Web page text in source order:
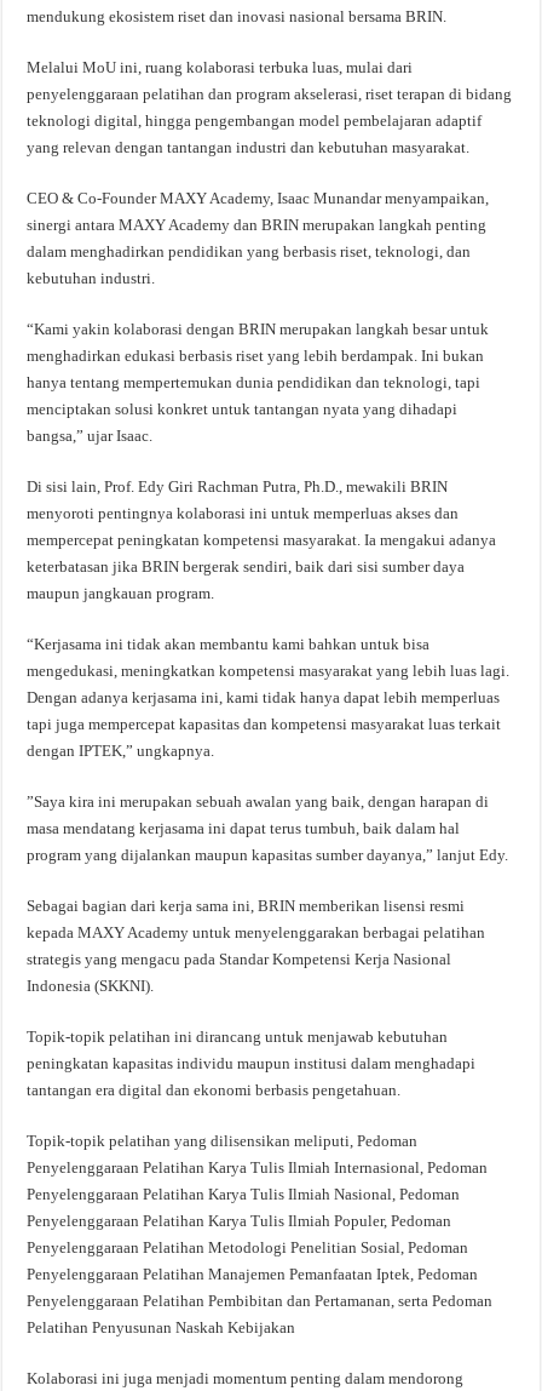
mendukung ekosistem riset dan inovasi nasional bersama BRIN.
Melalui MoU ini, ruang kolaborasi terbuka luas, mulai dari
penyelenggaraan pelatihan dan program akselerasi, riset terapan di bidang
teknologi digital, hingga pengembangan model pembelajaran adaptif
yang relevan dengan tantangan industri dan kebutuhan masyarakat.
CEO & Co-Founder MAXY Academy, Isaac Munandar menyampaikan,
sinergi antara MAXY Academy dan BRIN merupakan langkah penting
dalam menghadirkan pendidikan yang berbasis riset, teknologi, dan
kebutuhan industri.
“Kami yakin kolaborasi dengan BRIN merupakan langkah besar untuk
menghadirkan edukasi berbasis riset yang lebih berdampak. Ini bukan
hanya tentang mempertemukan dunia pendidikan dan teknologi, tapi
menciptakan solusi konkret untuk tantangan nyata yang dihadapi
bangsa,” ujar Isaac.
Di sisi lain, Prof. Edy Giri Rachman Putra, Ph.D., mewakili BRIN
menyoroti pentingnya kolaborasi ini untuk memperluas akses dan
mempercepat peningkatan kompetensi masyarakat. Ia mengakui adanya
keterbatasan jika BRIN bergerak sendiri, baik dari sisi sumber daya
maupun jangkauan program.
“Kerjasama ini tidak akan membantu kami bahkan untuk bisa
mengedukasi, meningkatkan kompetensi masyarakat yang lebih luas lagi.
Dengan adanya kerjasama ini, kami tidak hanya dapat lebih memperluas
tapi juga mempercepat kapasitas dan kompetensi masyarakat luas terkait
dengan IPTEK,” ungkapnya.
”Saya kira ini merupakan sebuah awalan yang baik, dengan harapan di
masa mendatang kerjasama ini dapat terus tumbuh, baik dalam hal
program yang dijalankan maupun kapasitas sumber dayanya,” lanjut Edy.
Sebagai bagian dari kerja sama ini, BRIN memberikan lisensi resmi
kepada MAXY Academy untuk menyelenggarakan berbagai pelatihan
strategis yang mengacu pada Standar Kompetensi Kerja Nasional
Indonesia (SKKNI).
Topik-topik pelatihan ini dirancang untuk menjawab kebutuhan
peningkatan kapasitas individu maupun institusi dalam menghadapi
tantangan era digital dan ekonomi berbasis pengetahuan.
Topik-topik pelatihan yang dilisensikan meliputi, Pedoman
Penyelenggaraan Pelatihan Karya Tulis Ilmiah Internasional, Pedoman
Penyelenggaraan Pelatihan Karya Tulis Ilmiah Nasional, Pedoman
Penyelenggaraan Pelatihan Karya Tulis Ilmiah Populer, Pedoman
Penyelenggaraan Pelatihan Metodologi Penelitian Sosial, Pedoman
Penyelenggaraan Pelatihan Manajemen Pemanfaatan Iptek, Pedoman
Penyelenggaraan Pelatihan Pembibitan dan Pertamanan, serta Pedoman
Pelatihan Penyusunan Naskah Kebijakan
Kolaborasi ini juga menjadi momentum penting dalam mendorong